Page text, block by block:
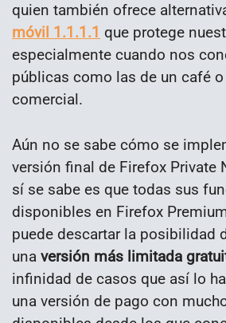
quien también ofrece
móvil 1.1.1.1 que protege
especialmente cuando nos
públicas como las de un café
comercial.
Aún no se sabe cómo se
versión final de Firefox Private
sí se sabe es que todas sus
disponibles en Firefox
puede descartar la posibilidad
una versión más limitada
infinidad de casos que así lo
una versión de pago con